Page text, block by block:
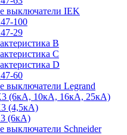
выключатели IEK
100
29
B
C
D
60
выключатели Legrand
(6кА, 10кА, 16кА, 25кА)
(4,5кА)
(6кА)
выключатели Schneider